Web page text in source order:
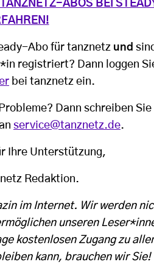
ABOS BEI
Abo für tanznetz und
registriert? Dann loggen
bei tanznetz ein.
Dann schreiben Sie
service@tanznetz.de.
Ihre Unterstützung,
Redaktion.
im Internet. Wir werden
unseren
kostenlosen Zugang zu
kann, brauchen wir Sie!